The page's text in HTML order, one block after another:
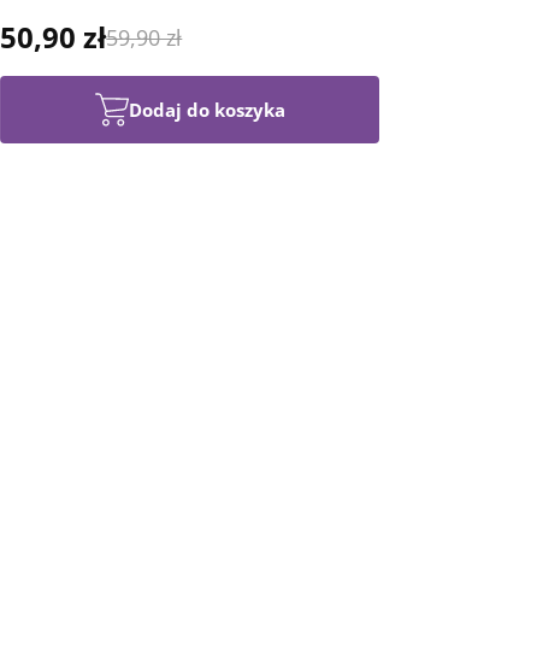
50,90 zł59,90 zł
Dodaj do koszyka